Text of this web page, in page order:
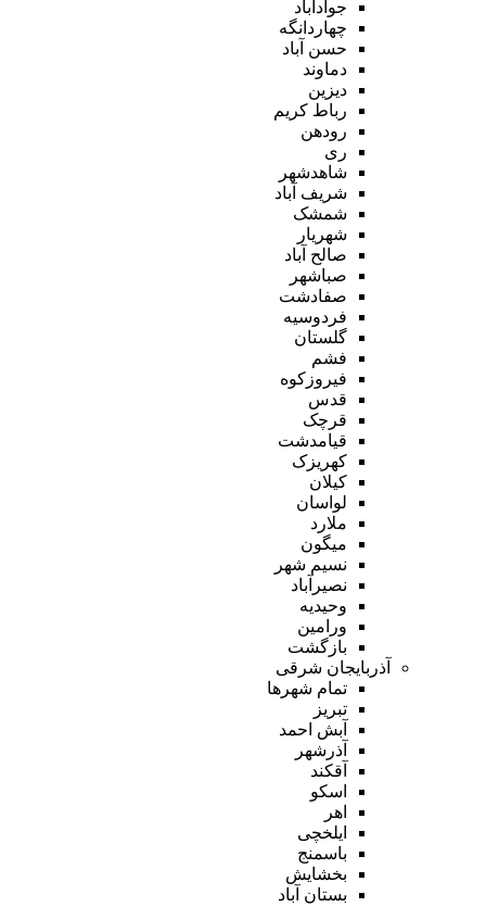
جوادآباد
چهاردانگه
حسن آباد
دماوند
دیزین
رباط کریم
رودهن
ری
شاهدشهر
شریف آباد
شمشک
شهریار
صالح آباد
صباشهر
صفادشت
فردوسیه
گلستان
فشم
فیروزکوه
قدس
قرچک
قیامدشت
کهریزک
کیلان
لواسان
ملارد
میگون
نسیم شهر
نصیرآباد
وحیدیه
ورامین
بازگشت
آذربایجان شرقی
تمام شهر‌ها
تبریز
آبش احمد
آذرشهر
آقکند
اسکو
اهر
ایلخچی
باسمنج
بخشایش
بستان آباد